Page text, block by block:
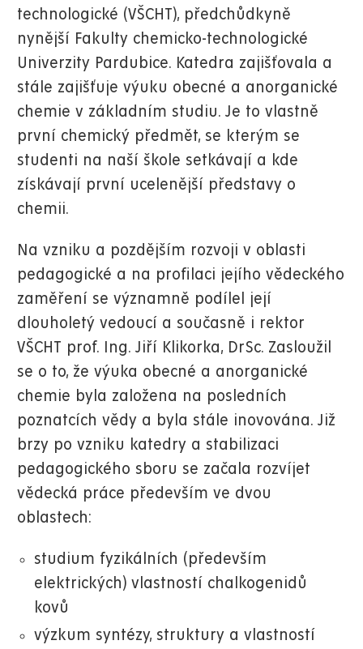
technologické (VŠCHT), předchůdkyně
nynější Fakulty chemicko-technologické
Univerzity Pardubice. Katedra zajišťovala a
stále zajišťuje výuku obecné a anorganické
chemie v základním studiu. Je to vlastně
první chemický předmět, se kterým se
studenti na naší škole setkávají a kde
získávají první ucelenější představy o
chemii.
Na vzniku a pozdějším rozvoji v oblasti
pedagogické a na profilaci jejího vědeckého
zaměření se významně podílel její
dlouholetý vedoucí a současně i rektor
VŠCHT prof. Ing. Jiří Klikorka, DrSc. Zasloužil
se o to, že výuka obecné a anorganické
chemie byla založena na posledních
poznatcích vědy a byla stále inovována. Již
brzy po vzniku katedry a stabilizaci
pedagogického sboru se začala rozvíjet
vědecká práce především ve dvou
oblastech:
studium fyzikálních (především
elektrických) vlastností chalkogenidů
kovů
výzkum syntézy, struktury a vlastností